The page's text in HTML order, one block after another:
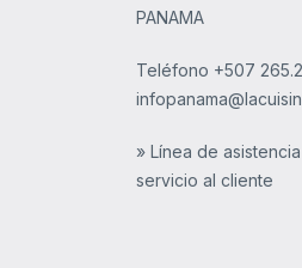
PANAMA
Teléfono +507
» Línea de
servicio al cliente